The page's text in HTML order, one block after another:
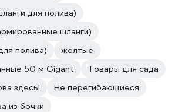
для полива)
шланги)
полива)
желтые
50 м Gigant
Товары для сада
здесь!
Не перегибающиеся
из бочки